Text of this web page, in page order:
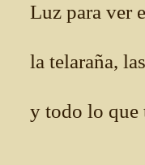
Luz para ver
la telaraña,
y todo lo que